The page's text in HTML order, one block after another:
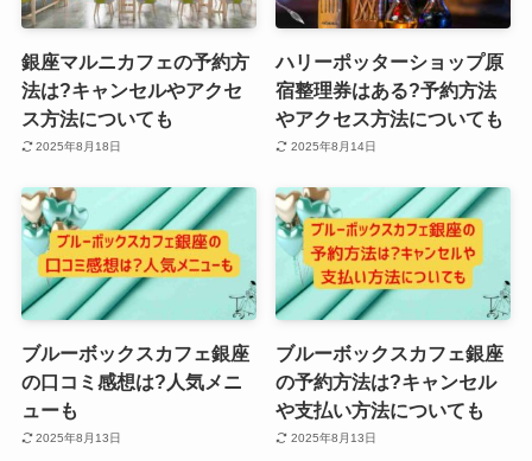
銀座マルニカフェの予約方
法は?キャンセルやアクセ
ス方法についても
2025年8月18日
ハリーポッターショップ原
宿整理券はある?予約方法
やアクセス方法についても
2025年8月14日
ブルーボックスカフェ銀座
の口コミ感想は?人気メニ
ューも
2025年8月13日
ブルーボックスカフェ銀座
の予約方法は?キャンセル
や支払い方法についても
2025年8月13日